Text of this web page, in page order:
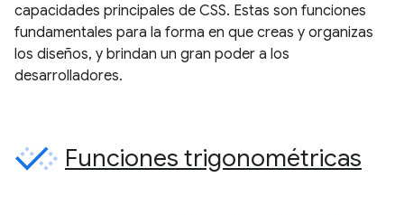
capacidades principales de CSS. Estas son funciones
fundamentales para la forma en que creas y organizas
los diseños, y brindan un gran poder a los
desarrolladores.
Funciones trigonométricas